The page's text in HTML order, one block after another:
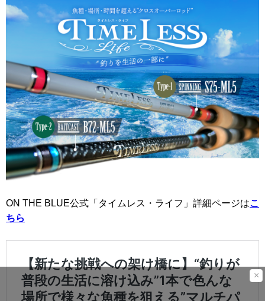
ON THE BLUE公式「タイムレス・ライフ」詳細ページはこ
ちら
×